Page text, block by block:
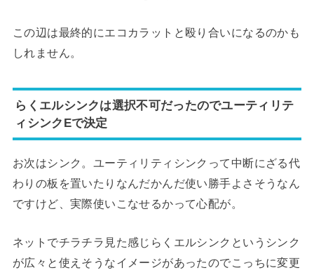
この辺は最終的にエコカラットと殴り合いになるのかも
しれません。
らくエルシンクは選択不可だったのでユーティリテ
ィシンクEで決定
お次はシンク。ユーティリティシンクって中断にざる代
わりの板を置いたりなんだかんだ使い勝手よさそうなん
ですけど、実際使いこなせるかって心配が。
ネットでチラチラ見た感じらくエルシンクというシンク
が広々と使えそうなイメージがあったのでこっちに変更